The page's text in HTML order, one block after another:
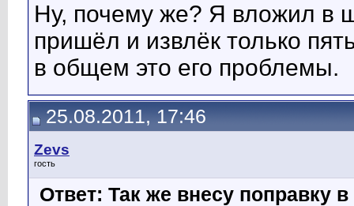
Ну, почему же? Я вложил в
пришёл и извлёк только
в общем это его проблемы.
25.08.2011, 17:46
Zevs
гость
Ответ: Так же внесу поправку